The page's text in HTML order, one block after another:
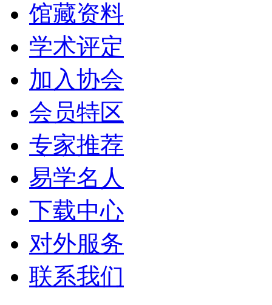
馆藏资料
学术评定
加入协会
会员特区
专家推荐
易学名人
下载中心
对外服务
联系我们